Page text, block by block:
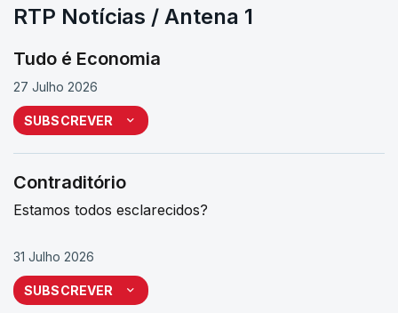
RTP Notícias / Antena 1
Tudo é Economia
27 Julho 2026
SUBSCREVER
Contraditório
Estamos todos esclarecidos?
31 Julho 2026
SUBSCREVER